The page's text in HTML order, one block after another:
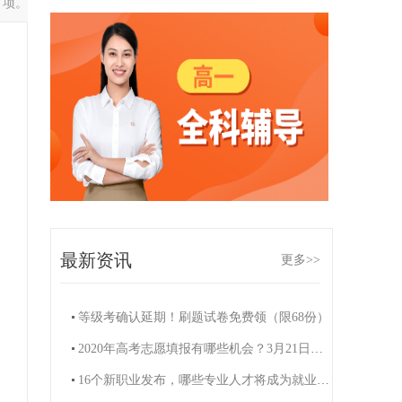
。
最新资讯 更多>>
等级考确认延期！刷题试卷免费领（限68份）
2020年高考志愿填报有哪些机会？3月21日周六知名高招专家熊丙奇的讲座来啦！（限200名）
16个新职业发布，哪些专业人才将成为就业“香饽饽”？